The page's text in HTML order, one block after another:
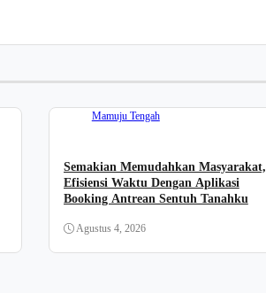
Mamuju Tengah
Semakian Memudahkan Masyarakat,
Efisiensi Waktu Dengan Aplikasi
Booking Antrean Sentuh Tanahku
Agustus 4, 2026